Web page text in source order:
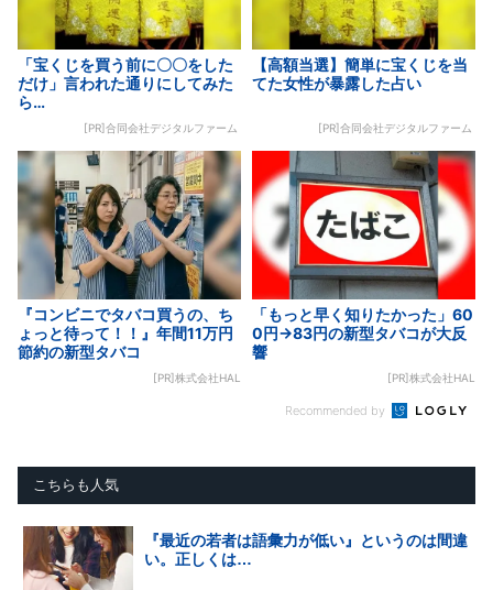
「宝くじを買う前に〇〇をした
だけ」言われた通りにしてみた
ら…
[PR]合同会社デジタルファーム
【高額当選】簡単に宝くじを当
てた女性が暴露した占い
[PR]合同会社デジタルファーム
『コンビニでタバコ買うの、ち
ょっと待って！！』年間11万円
節約の新型タバコ
[PR]株式会社HAL
「もっと早く知りたかった」60
0円→83円の新型タバコが大反
響
[PR]株式会社HAL
Recommended by
こちらも人気
『最近の若者は語彙力が低い』というのは間違
い。正しくは…